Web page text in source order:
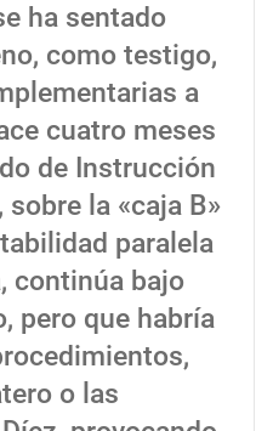
ha sentado
como testigo,
a
cuatro meses
de Instrucción
la «caja B»
paralela
continúa bajo
pero que habría
o las